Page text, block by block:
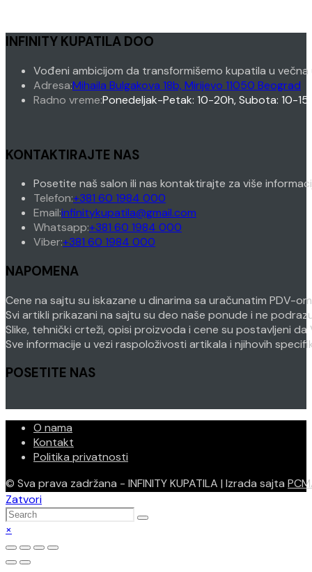
INFINITY KUPATILA DOO
Vođeni ambicijom da transformišemo kupatila u večna
Adresa:Mihaila Bulgakova 18b, Mirijevo 11050 Beograd
Radno vreme:Ponedeljak-Petak: 10-20h, Subota: 10-
KONTAKTIRAJTE NAS
Posetite naš salon ili nas kontaktirajte za više
Telefon:+381 60 1984 000
in
your
Email:infinitykupatila@gmail.com
Whatsapp:+381 60 1984 000
Viber:+381 60 1984 000
NAPOMENA
Cene na sajtu su iskazane u dinarima sa uračunatim PDV-
Svi artikli prikazani na sajtu su deo naše ponude i ne
Slike, tehnički crteži, opisi proizvoda i cene su postavljeni
Sve informacije u vezi raspoloživosti artikala i njihovih
POSETITE NAS
O nama
Kontakt
Politika privatnosti
© Sva prava zadržana - INFINITY KUPATILA | Izrada sajta
Zatvori
×